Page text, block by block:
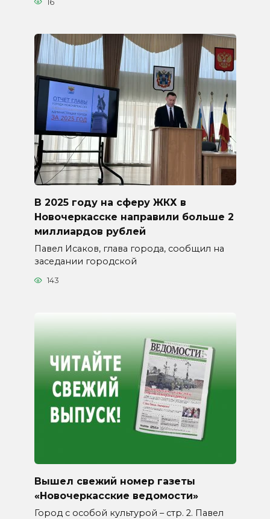
16
В 2025 году на сферу ЖКХ в
Новочеркасске направили больше 2
миллиардов рублей
Павел Исаков, глава города, сообщил на
заседании городской
143
Вышел свежий номер газеты
«Новочеркасские ведомости»
Город с особой культурой – стр. 2. Павел